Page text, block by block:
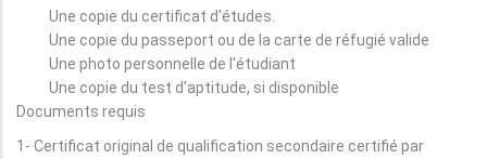
Une copie du certificat d'études.
Une copie du passeport ou de la carte de réfugié valide
Une photo personnelle de l'étudiant
Une copie du test d'aptitude, si disponible
Documents requis
1- Certificat original de qualification secondaire certifié par